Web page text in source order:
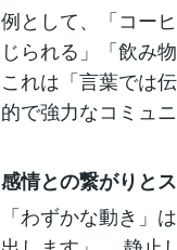
例として、「コー
じられる」「飲み
これは「言葉では
的で強力なコミュ
感情との繋がりと
「わずかな動き」